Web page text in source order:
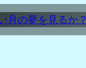
月の夢を見るか？